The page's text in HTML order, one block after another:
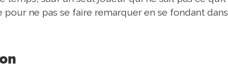
ne pas se faire remarquer en se fondant dans